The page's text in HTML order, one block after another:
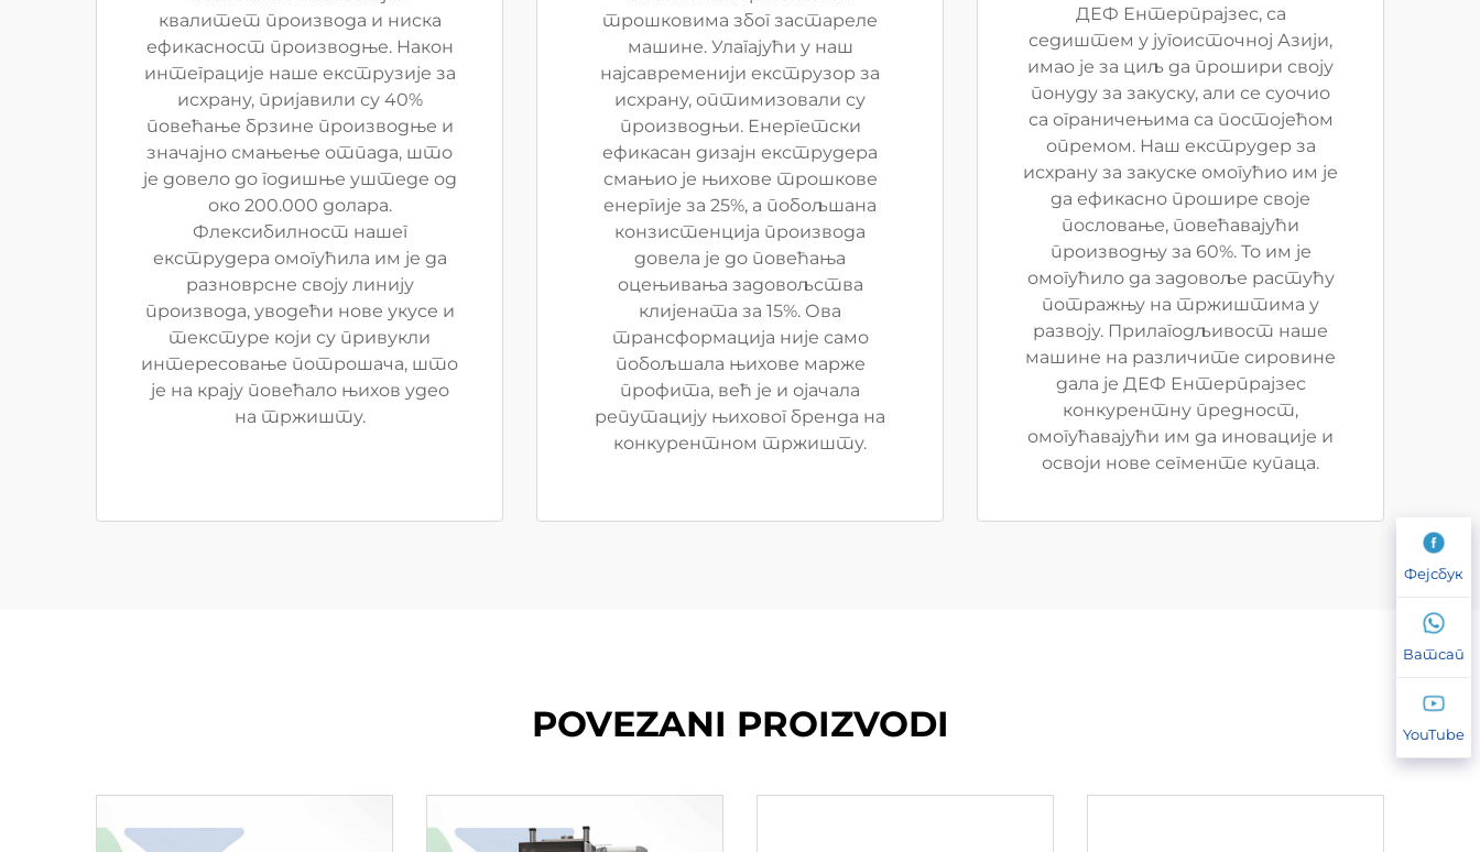
квалитет производа и ниска
ефикасност производње. Након
интеграције наше екструзије за
исхрану, пријавили су 40%
повећање брзине производње и
значајно смањење отпада, што
је довело до годишње уштеде од
око 200.000 долара.
Флексибилност нашег
екструдера омогућила им је да
разноврсне своју линију
производа, уводећи нове укусе и
текстуре који су привукли
интересовање потрошача, што
је на крају повећало њихов удео
на тржишту.
трошковима због застареле
машине. Улагајући у наш
најсавременији екструзор за
исхрану, оптимизовали су
производњи. Енергетски
ефикасан дизајн екструдера
смањио је њихове трошкове
енергије за 25%, а побољшана
конзистенција производа
довела је до повећања
оцењивања задовољства
клијената за 15%. Ова
трансформација није само
побољшала њихове марже
профита, већ је и ојачала
репутацију њиховог бренда на
конкурентном тржишту.
ДЕФ Ентерпрајзес, са
седиштем у југоисточној Азији,
имао је за циљ да прошири своју
понуду за закуску, али се суочио
са ограничењима са постојећом
опремом. Наш екструдер за
исхрану за закуске омогућио им је
да ефикасно прошире своје
пословање, повећавајући
производњу за 60%. То им је
омогућило да задовоље растућу
потражњу на тржиштима у
развоју. Прилагодљивост наше
машине на различите сировине
дала је ДЕФ Ентерпрајзес
конкурентну предност,
омогућавајући им да иновације и
освоји нове сегменте купаца.
POVEZANI PROIZVODI
Фејсбук
Ватсап
YouTube